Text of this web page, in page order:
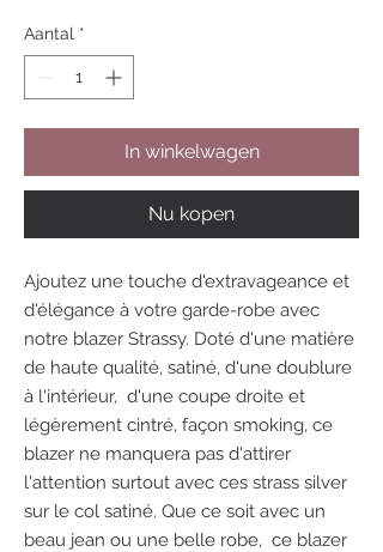
Aantal *
In winkelwagen
Nu kopen
Ajoutez une touche d'extravageance et
d'élégance à votre garde-robe avec
notre blazer Strassy. Doté d'une matière
de haute qualité, satiné, d'une doublure
à l'intérieur, d'une coupe droite et
légèrement cintré, façon smoking, ce
blazer ne manquera pas d'attirer
l'attention surtout avec ces strass silver
sur le col satiné. Que ce soit avec un
beau jean ou une belle robe, ce blazer